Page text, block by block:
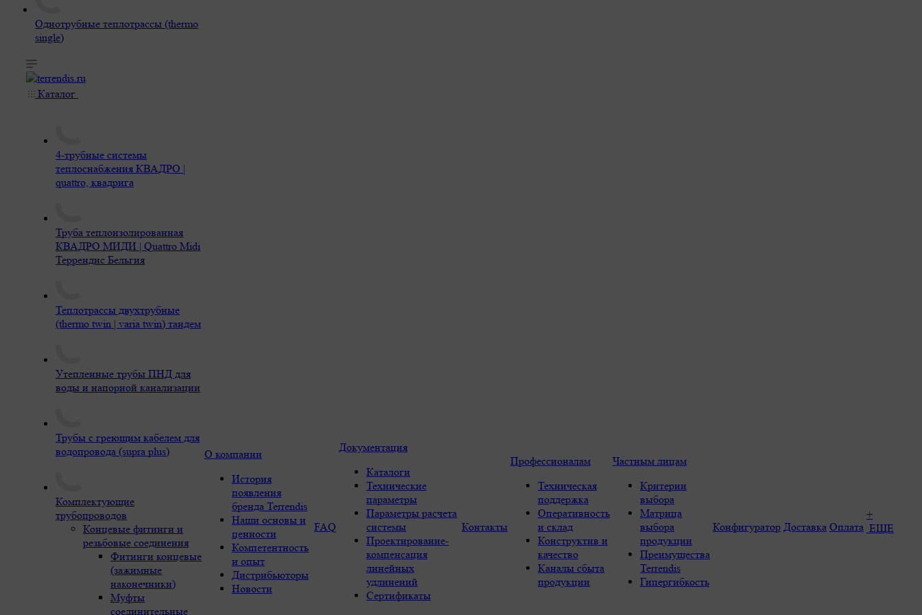
Однотрубные теплотрассы (thermo
single)
Каталог
4-трубные системы
теплоснабжения КВАДРО |
quattro, квадрига
Труба теплоизолированная
КВАДРО МИДИ | Quattro Midi
Террендис Бельгия
Теплотрассы двухтрубные
(thermo twin | varia twin) тандем
Утепленные трубы ПНД для
воды и напорной канализации
Трубы с греющим кабелем для
водопровода (supra plus)
Комплектующие
трубопроводов
Концевые фитинги и
резьбовые соединения
Фитинги концевые
(зажимные
наконечники)
Муфты
соединительные
О компании
История
появления
бренда Terrendis
Наши основы и
ценности
Компетентность
и опыт
Дистрибьюторы
Новости
FAQ
Документация
Каталоги
Технические
параметры
Параметры расчета
системы
Проектирование-
компенсация
линейных
удлинений
Сертификаты
Контакты
Профессионалам
Техническая
поддержка
Оперативность
и склад
Конструктив и
качество
Каналы сбыта
продукции
Частным лицам
Критерии
выбора
Матрица
выбора
продукции
Преимущества
Terrendis
Гипергибкость
Конфигуратор Доставка Оплата
+
ЕЩЕ